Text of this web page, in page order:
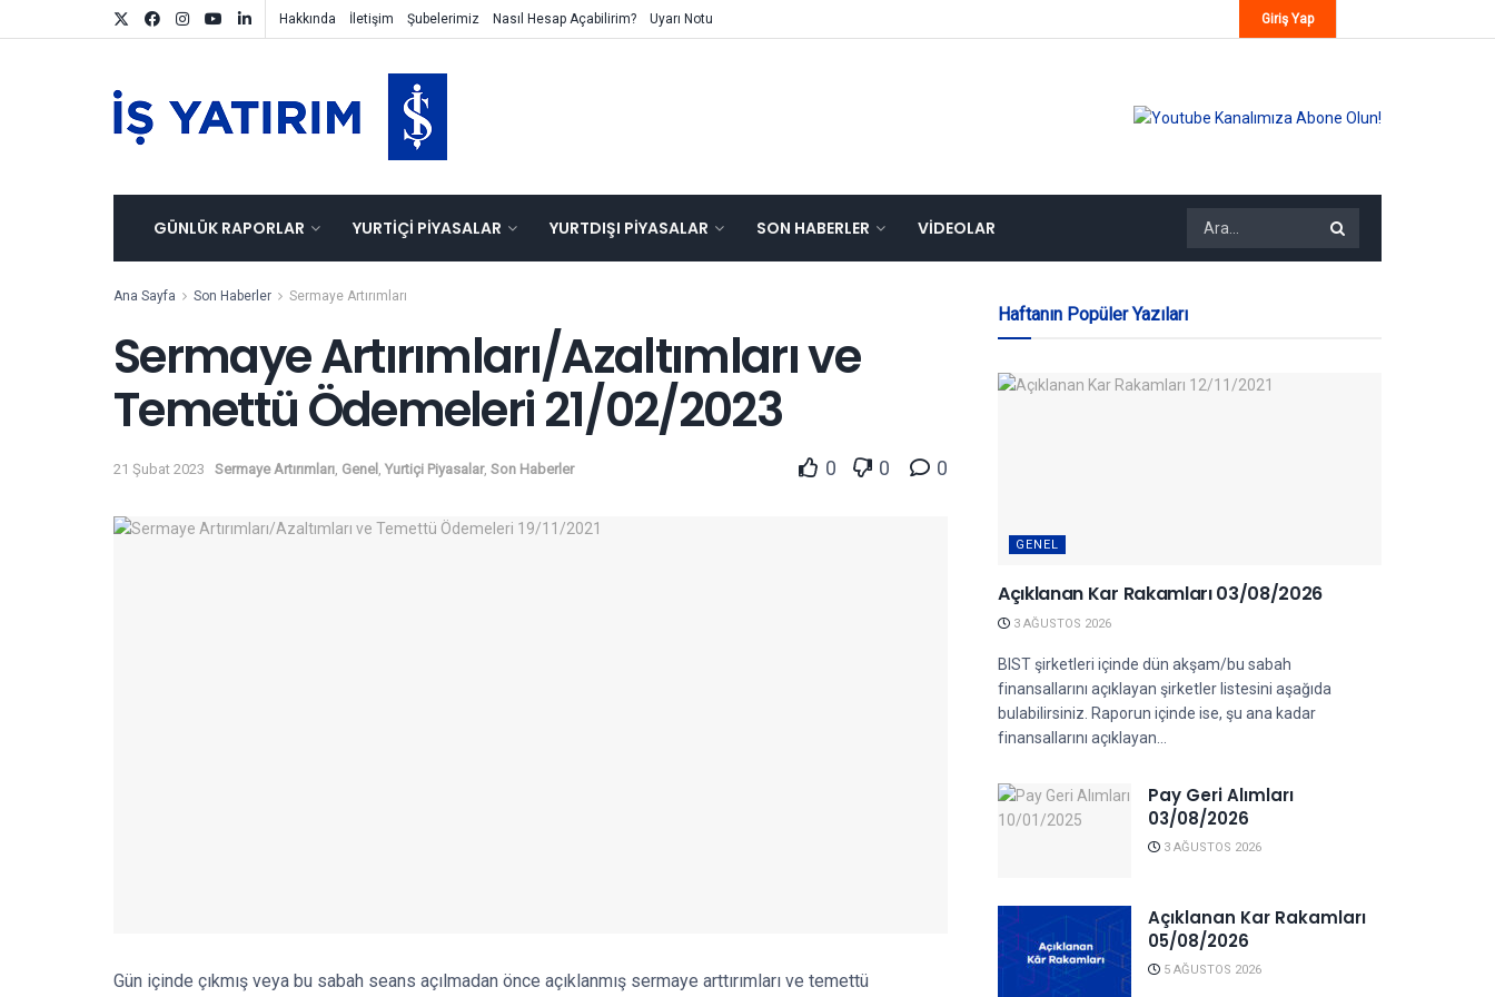
Hakkında İletişim Şubelerimiz Nasıl Hesap Açabilirim? Uyarı Notu Giriş Yap
GÜNLÜK RAPORLAR YURTIÇI PIYASALAR YURTDIŞI PIYASALAR SON HABERLER VIDEOLAR
Ana Sayfa Son Haberler Sermaye Artırımları
Sermaye Artırımları/Azaltımları ve
Temettü Ödemeleri 21/02/2023
21 Şubat 2023 Sermaye Artırımları Genel Yurtiçi Piyasalar, Son Haberler 0 0 0
Gün içinde çıkmış veya bu sabah seans açılmadan önce açıklanmış sermaye arttırımları ve temettü
Haftanın Popüler Yazıları
GENEL
Açıklanan Kar Rakamları 03/08/2026
3 AĞUSTOS 2026
BIST şirketleri içinde dün akşam/bu sabah
finansallarını açıklayan şirketler listesini aşağıda
bulabilirsiniz. Raporun içinde ise, şu ana kadar
finansallarını açıklayan...
Pay Geri Alımları
03/08/2026
3 AĞUSTOS 2026
Açıklanan Kar Rakamları
05/08/2026
5 AĞUSTOS 2026